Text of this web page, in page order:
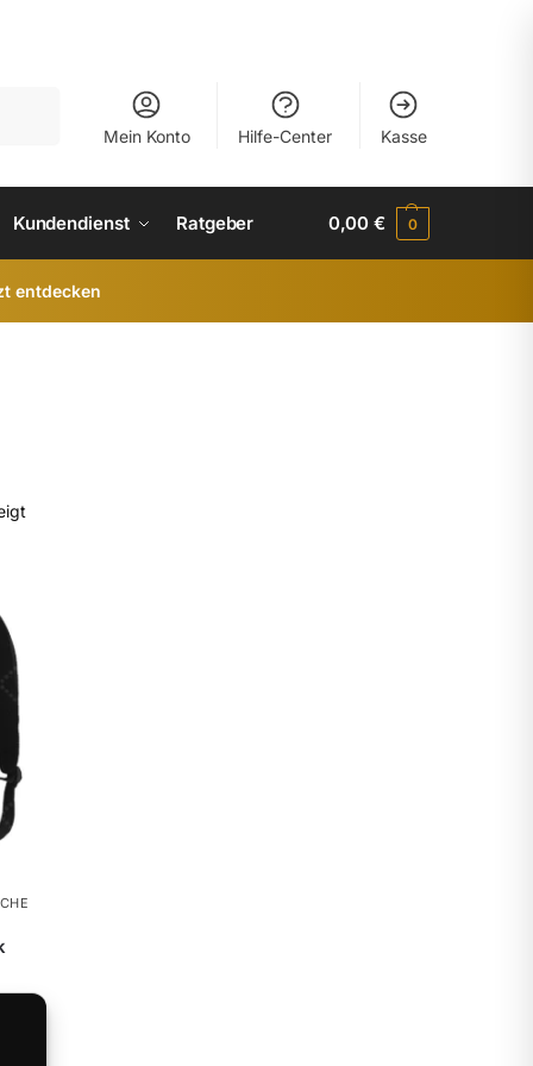
Mein Konto Hilfe-Center Kasse
Kundendienst Ratgeber 0,00€ 0
entdecken